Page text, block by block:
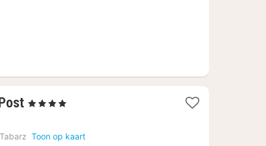
1
vanaf
, 4 Sterren
Toon op kaart